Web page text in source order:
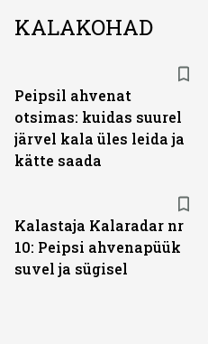
KALAKOHAD
Peipsil ahvenat
otsimas: kuidas suurel
järvel kala üles leida ja
kätte saada
Kalastaja Kalaradar nr
10: Peipsi ahvenapüük
suvel ja sügisel